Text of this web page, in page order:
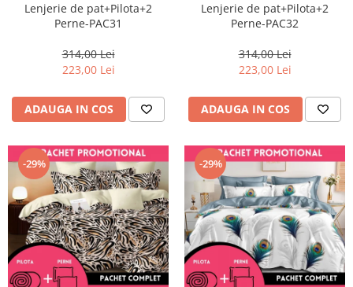
Lenjerie de pat+Pilota+2
Perne-PAC31
314,00 Lei
223,00 Lei
ADAUGA IN COS
Lenjerie de pat+Pilota+2
Perne-PAC32
314,00 Lei
223,00 Lei
ADAUGA IN COS
-29% -29%